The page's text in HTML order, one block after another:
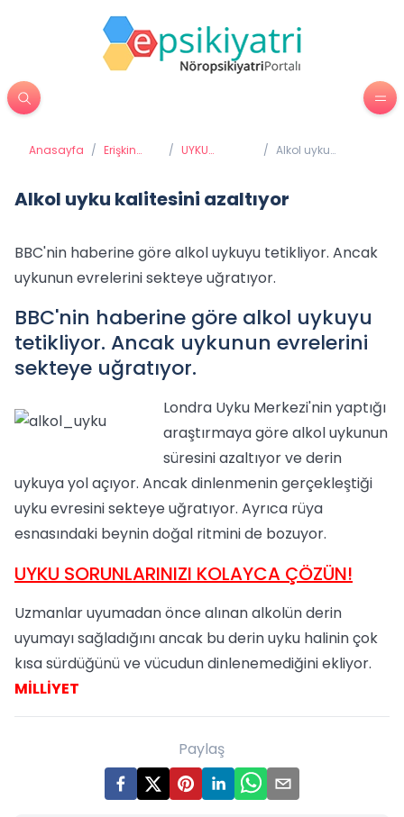
Anasayfa / Erişkin
/ UYKU
/ Alkol uyku
Alkol uyku kalitesini azaltıyor
BBC'nin haberine göre alkol uykuyu tetikliyor. Ancak
uykunun evrelerini sekteye uğratıyor.
BBC'nin haberine göre alkol uykuyu
tetikliyor. Ancak uykunun evrelerini
sekteye uğratıyor.
Londra Uyku Merkezi'nin yaptığı
araştırmaya göre alkol uykunun
süresini azaltıyor ve derin
uykuya yol açıyor. Ancak dinlenmenin gerçekleştiği
uyku evresini sekteye uğratıyor. Ayrıca rüya
esnasındaki beynin doğal ritmini de bozuyor.
UYKU SORUNLARINIZI KOLAYCA ÇÖZÜN!
Uzmanlar uyumadan önce alınan alkolün derin
uyumayı sağladığını ancak bu derin uyku halinin çok
kısa sürdüğünü ve vücudun dinlenemediğini ekliyor.
MİLLİYET
Paylaş